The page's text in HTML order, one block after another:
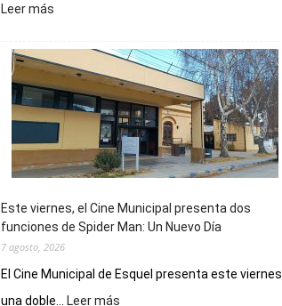
Leer más
su
potencial
como
destino
de
reuniones
y
deportivos
Este viernes, el Cine Municipal presenta dos
funciones de Spider Man: Un Nuevo Día
7 agosto, 2026
El Cine Municipal de Esquel presenta este viernes
una doble...
Leer más